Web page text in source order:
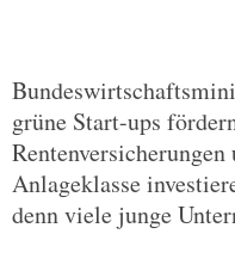
grüne Start-ups
Anlageklasse
denn viele junge